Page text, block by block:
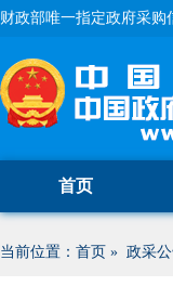
财政部唯一指定政府采
首页
当前位置： 首页 » 政采